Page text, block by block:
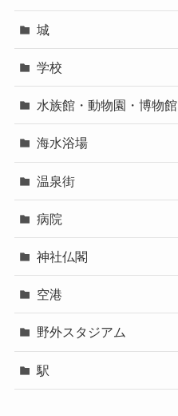
城
学校
水族館・動物園・博物館
海水浴場
温泉街
病院
神社仏閣
空港
野外スタジアム
駅